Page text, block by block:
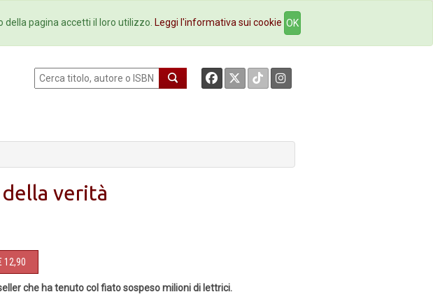
Newsletter Ebookstore Contatti
verità
12,90
che ha tenuto col fiato sospeso milioni di lettrici.
pagina accetti il loro utilizzo. Leggi l'informativa sui cookie OK